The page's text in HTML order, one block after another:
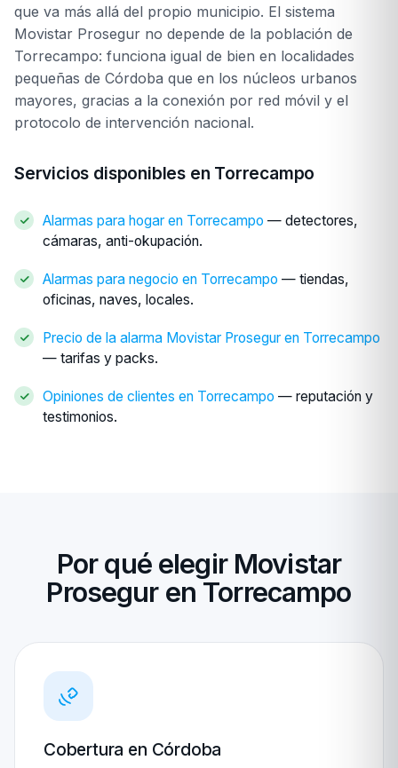
que va más allá del propio municipio. El sistema
Movistar Prosegur no depende de la población de
Torrecampo: funciona igual de bien en localidades
pequeñas de Córdoba que en los núcleos urbanos
mayores, gracias a la conexión por red móvil y el
protocolo de intervención nacional.
Servicios disponibles en Torrecampo
Alarmas para hogar en Torrecampo — detectores,
cámaras, anti-okupación.
Alarmas para negocio en Torrecampo — tiendas,
oficinas, naves, locales.
Precio de la alarma Movistar Prosegur en Torrecampo
— tarifas y packs.
Opiniones de clientes en Torrecampo — reputación y
testimonios.
Por qué elegir Movistar
Prosegur en Torrecampo
Cobertura en Córdoba